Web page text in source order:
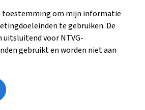
toestemming om mijn informatie
te gebruiken. De
uitsluitend voor NTVG-
gebruikt en worden niet aan